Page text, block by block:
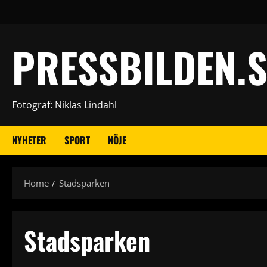
Fotograf: Niklas Lindahl
NYHETER SPORT NÖJE
Home Stadsparken
Stadsparken